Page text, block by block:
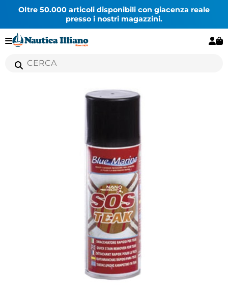
Oltre 50.000 articoli disponibili con giacenza reale
presso i nostri magazzini.